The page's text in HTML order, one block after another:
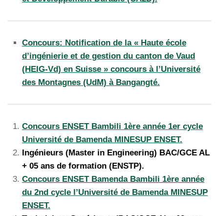
Concours: Notification de la « Haute école
d’ingénierie et de gestion du canton de Vaud
(HEIG-Vd) en Suisse » concours à l’Université
des Montagnes (UdM) à Bangangté.
Concours ENSET Bambili 1ère année 1er cycle
Université de Bamenda MINESUP ENSET.
Ingénieurs (Master in Engineering) BAC/GCE AL
+ 05 ans de formation (ENSTP).
Concours ENSET Bamenda Bambili 1ère année
du 2nd cycle l’Université de Bamenda MINESUP
ENSET.